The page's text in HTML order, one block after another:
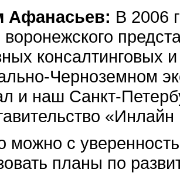
Афанасьев: В 2006
воронежского
консалтинговых
Черноземном
и наш Санкт-
можно с
планы по